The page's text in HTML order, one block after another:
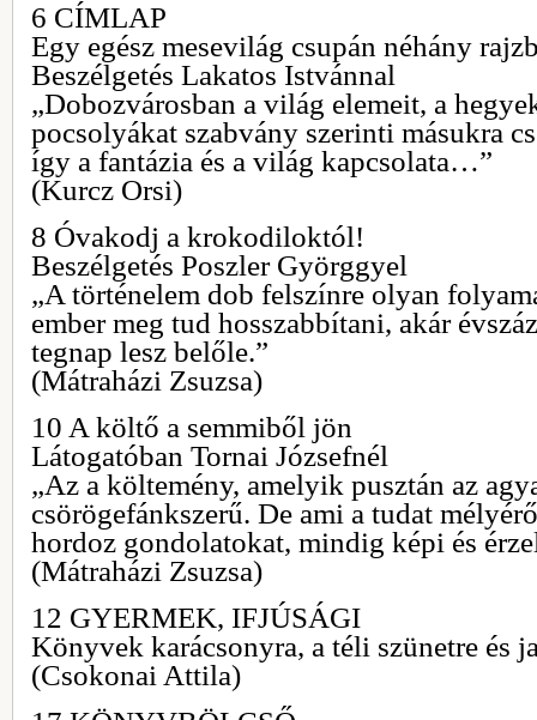
6 CÍMLAP
Egy egész mesevilág csupán néhány
Beszélgetés Lakatos Istvánnal
„Dobozvárosban a világ elemeit, a
pocsolyákat szabvány szerinti másukra
így a fantázia és a világ kapcsolata…”
(Kurcz Orsi)
8 Óvakodj a krokodiloktól!
Beszélgetés Poszler Györggyel
„A történelem dob felszínre olyan
ember meg tud hosszabbítani, akár
tegnap lesz belőle.”
(Mátraházi Zsuzsa)
10 A költő a semmiből jön
Látogatóban Tornai Józsefnél
„Az a költemény, amelyik pusztán az
csörögefánkszerű. De ami a tudat
hordoz gondolatokat, mindig képi és
(Mátraházi Zsuzsa)
12 GYERMEK, IFJÚSÁGI
Könyvek karácsonyra, a téli szünetre és
(Csokonai Attila)